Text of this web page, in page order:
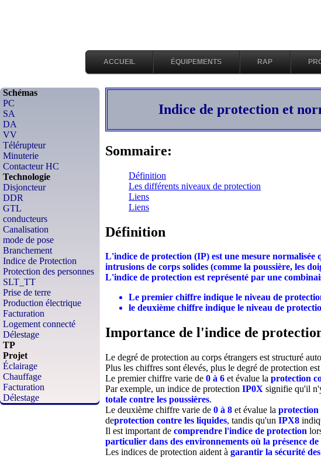
ACCUEIL ÉQUIPEMENTS RAP
Schémas
PC
SA
DA
VV
Télérupteur
Minuterie
Contacteur HC
Technologie
Disjoncteur
DDR
GTL
conducteurs
Canalisation
mode de pose
Branchement
Indice de Protection
Protection des personnes
SLT_TT
Prise de terre
Production électrique
Facturation
Logement connecté
Délestage
TP
Projet
Éclairage
Chauffage
Facturation
Délestage
Indice de protection et
Sommaire:
Définition
Les différents niveaux de protection
Liens
Liens
Définition
L'indice de protection (IP) est une mesure
intrusions de corps solides (comme la poussière, les
L'indice de protection est représenté par une
Le premier chiffre indique le niveau de
le deuxième chiffre indique le niveau de
Importance de l'indice de
Le degré de protection au corps étrangers est structuré
Plus les chiffres sont élevés, plus le degré de protection
Le premier chiffre varie de 0 à 6 et évalue la protection
Par exemple, un indice de protection IP0X signifie qu'il
totale contre les poussières.
Le deuxième chiffre varie de 0 à 8 et évalue la protection
deprotection contre les liquides, tandis qu'un IPX8
Il est important de comprendre l'indice de protection
particulier dans des environnements où la présence
Les indices de protection aident à garantir la sécurité